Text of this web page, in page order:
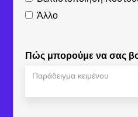
Άλλο
Πώς μπορούμε να σας